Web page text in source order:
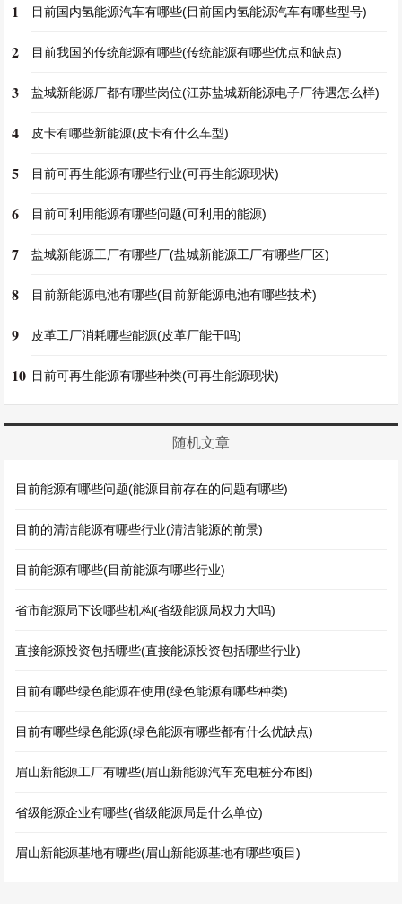
1 目前国内氢能源汽车有哪些(目前国内氢能源汽车有哪些型号)
2 目前我国的传统能源有哪些(传统能源有哪些优点和缺点)
3 盐城新能源厂都有哪些岗位(江苏盐城新能源电子厂待遇怎么样)
4 皮卡有哪些新能源(皮卡有什么车型)
5 目前可再生能源有哪些行业(可再生能源现状)
6 目前可利用能源有哪些问题(可利用的能源)
7 盐城新能源工厂有哪些厂(盐城新能源工厂有哪些厂区)
8 目前新能源电池有哪些(目前新能源电池有哪些技术)
9 皮革工厂消耗哪些能源(皮革厂能干吗)
10 目前可再生能源有哪些种类(可再生能源现状)
随机文章
目前能源有哪些问题(能源目前存在的问题有哪些)
目前的清洁能源有哪些行业(清洁能源的前景)
目前能源有哪些(目前能源有哪些行业)
省市能源局下设哪些机构(省级能源局权力大吗)
直接能源投资包括哪些(直接能源投资包括哪些行业)
目前有哪些绿色能源在使用(绿色能源有哪些种类)
目前有哪些绿色能源(绿色能源有哪些都有什么优缺点)
眉山新能源工厂有哪些(眉山新能源汽车充电桩分布图)
省级能源企业有哪些(省级能源局是什么单位)
眉山新能源基地有哪些(眉山新能源基地有哪些项目)